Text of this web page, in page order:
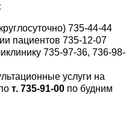
735-44-44
пациентов 735-12-07
735-97-36, 736-98-
услуги на
т. 735-91-00 по будним